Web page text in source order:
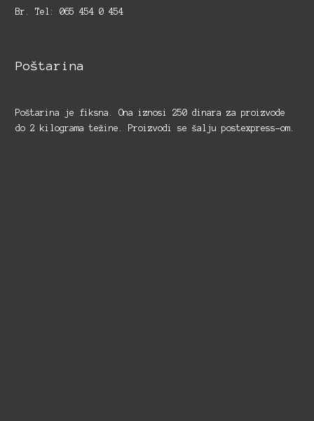
Br. Tel: 065 454 0 454
Poštarina
Poštarina je fiksna. Ona iznosi 250 dinara za proizvode
do 2 kilograma težine. Proizvodi se šalju postexpress-om.